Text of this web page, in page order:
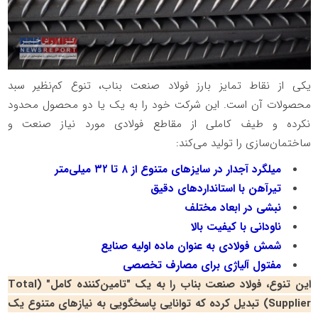
یکی از نقاط تمایز بارز فولاد صنعت بناب، تنوع کم‌نظیر سبد
محصولات آن است. این شرکت خود را به یک یا دو محصول محدود
نکرده و طیف کاملی از مقاطع فولادی مورد نیاز صنعت و
ساختمان‌سازی را تولید می‌کند:
میلگرد آجدار در سایزهای متنوع از ۸ تا ۳۲ میلی‌متر
تیرآهن با استانداردهای دقیق
نبشی در ابعاد مختلف
ناودانی با کیفیت بالا
شمش فولادی به عنوان ماده اولیه صنایع
مفتول آلیاژی برای مصارف تخصصی
این تنوع، فولاد صنعت بناب را به یک "تامین‌کننده کامل" (Total
Supplier) تبدیل کرده که توانایی پاسخگویی به نیازهای متنوع یک